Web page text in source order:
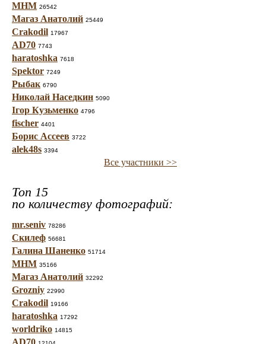
МНМ 26542
Магаз Анатолий 25449
Crakodil 17967
AD70 7743
haratoshka 7618
Spektor 7249
Рыбак 6790
Николай Наседкин 5090
Ігор Кузьменко 4796
fischer 4401
Борис Ассеев 3722
alek48s 3394
Все участники >>
Топ 15
по количеству фотографий:
mr.seniv 78286
Скилеф 56681
Галина Шаненко 51714
МНМ 35166
Магаз Анатолий 32292
Grozniy 22990
Crakodil 19166
haratoshka 17292
worldriko 14815
AD70